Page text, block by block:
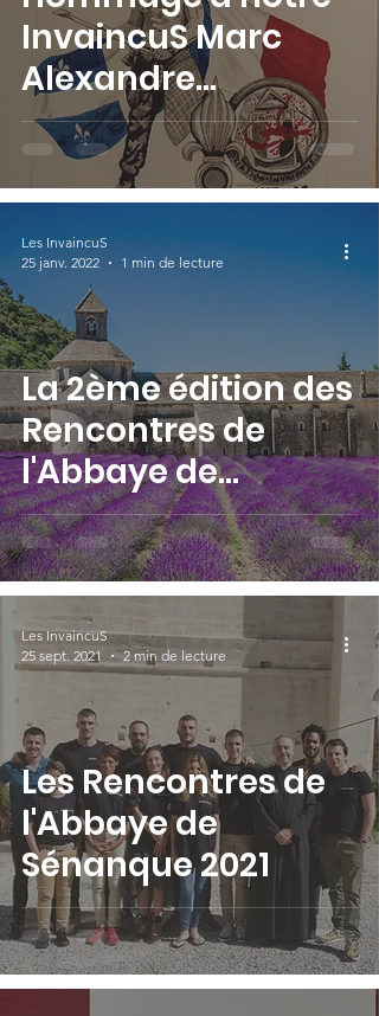
InvaincuS Marc
Alexandre
RAYNAULT-OLLU dit
"Martin RAUCH"
La 2ème édition des
Rencontres de
l'Abbaye de
Sénanque
Les InvaincuS
25 janv. 2022
1 min de lecture
Les Rencontres de
l'Abbaye de
Sénanque 2021
Les InvaincuS
25 sept. 2021
2 min de lecture